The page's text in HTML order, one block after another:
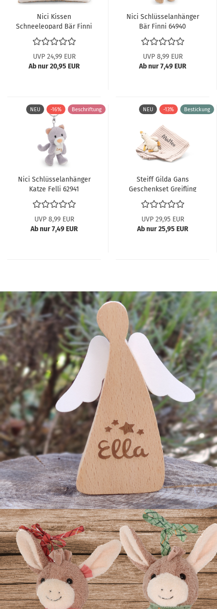
Nici Kissen
Schneeleopard Bär Finni
62974
UVP 24,99 EUR
Ab nur 20,95 EUR
Nici Schlüsselanhänger
Bär Finni 64940
UVP 8,99 EUR
Ab nur 7,49 EUR
NEU -16% Beschriftung
Nici Schlüsselanhänger
Katze Felli 62941
UVP 8,99 EUR
Ab nur 7,49 EUR
NEU -13% Bestickung
Steiff Gilda Gans
Geschenkset Greifling
und Spucktuch...
UVP 29,95 EUR
Ab nur 25,95 EUR